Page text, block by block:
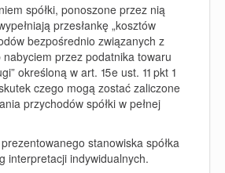
spółki, ponoszone przez nią
przesłankę „kosztów
bezpośrednio związanych z
przez podatnika towaru
określoną w art. 15e ust. 11 pkt 1
czego mogą zostać zaliczone
przychodów spółki w pełnej
stanowiska spółka
interpretacji indywidualnych.